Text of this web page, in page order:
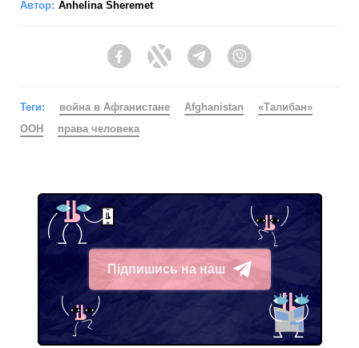
Автор: Anhelina Sheremet
FacebookTwitter Telegram
Теги: война в Афганистане Afghanistan
«Талибан»
ООН
права человека
Підпишись на наш
Telegram